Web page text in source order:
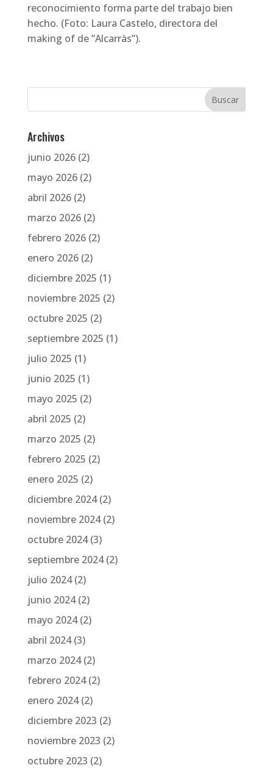
reconocimiento forma parte del trabajo bien
hecho. (Foto: Laura Castelo, directora del
making of de ”Alcarràs”).
Archivos
junio 2026(2)
mayo 2026(2)
abril 2026(2)
marzo 2026(2)
febrero 2026(2)
enero 2026(2)
diciembre 2025 (1)
noviembre 2025 (2)
octubre 2025 (2)
septiembre 2025 (1)
julio 2025 (1)
junio 2025 (1)
mayo 2025 (2)
abril 2025 (2)
marzo 2025 (2)
febrero 2025 (2)
enero 2025 (2)
diciembre 2024(2)
noviembre 2024(2)
octubre 2024(3)
septiembre 2024(2)
julio 2024(2)
junio 2024(2)
mayo 2024(2)
abril 2024(3)
marzo 2024(2)
febrero 2024(2)
enero 2024(2)
diciembre 2023 (2)
noviembre 2023 (2)
octubre 2023 (2)